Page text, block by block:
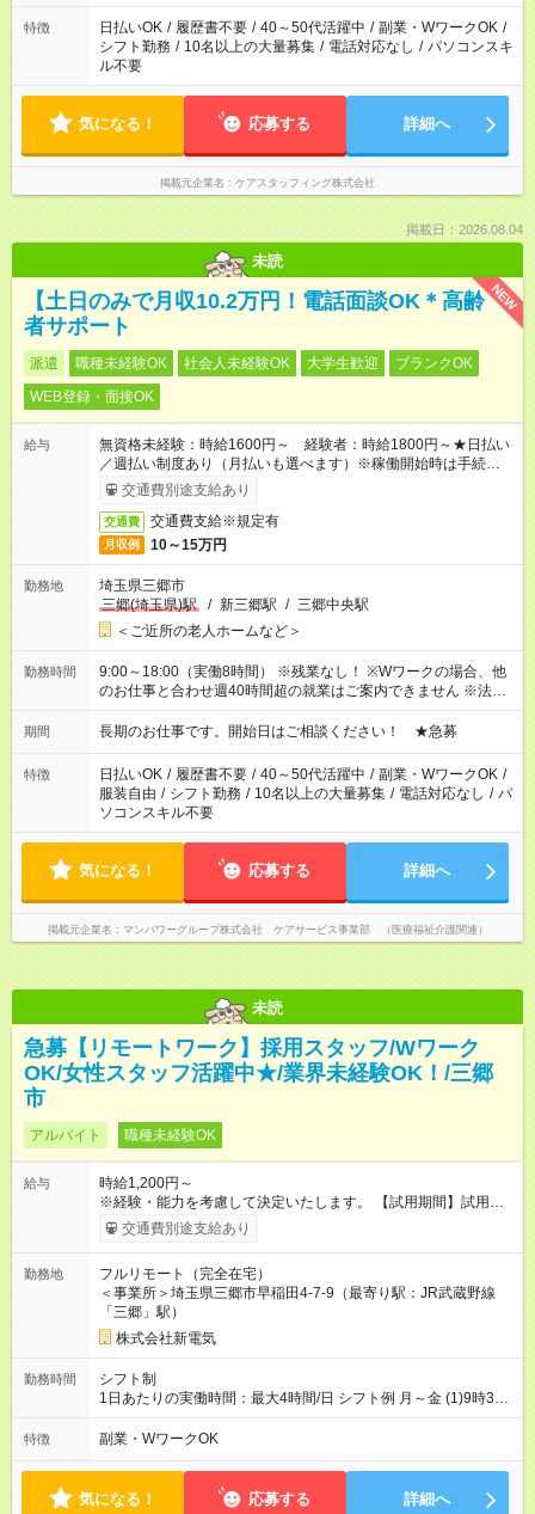
特徴 日払いOK / 履歴書不要 / 40～50代活躍中 / 副業・WワークOK /
シフト勤務 / 10名以上の大量募集 / 電話対応なし / パソコンスキ
ル不要
気になる！ 応募する 詳細へ
掲載元企業名 ケアスタッフィング株式会社
掲載日：2026.08.04
未読
NEW
【土日のみで月収10.2万円！電話面談OK＊高齢
者サポート
派遣 職種未経験OK 社会人未経験OK 大学生歓迎
ブランクOK
WEB登録・面接OK
給与
無資格未経験：時給1600円～ 経験者：時給1800円～★日払い
／週払い制度あり（月払いも選べます）※稼働開始時は手続き完
了次第のお支払いとなります。
交通費別途支給あり
交通費 交通費支給※規定有
月収例 10～15万円
勤務地
埼玉県三郷市
三郷(埼玉県)駅
/ 新三郷駅 / 三郷中央駅
＜ご近所の老人ホームなど＞
勤務時間
9:00～18:00（実働8時間） ※残業なし！ ※Wワークの場合、他
のお仕事と合わせ週40時間超の就業はご案内できません ※法令
に基づき、週20時間以上勤務は社会保険への加入対象となりま
す ※労働者派遣法（日雇い派遣の原則禁止）により、短時間・
期間 長期のお仕事です。開始日はご相談ください！ ★急募
特徴 日払いOK / 履歴書不要 / 40～50代活躍中 / 副業・WワークOK /
服装自由 / シフト勤務 / 10名以上の大量募集 / 電話対応なし / パ
ソコンスキル不要
気になる！ 応募する 詳細へ
掲載元企業名 マンパワーグループ株式会社 ケアサービス事業部 （医療福祉介護関連）
未読
急募【リモートワーク】採用スタッフ/Wワーク
OK/女性スタッフ活躍中★/業界未経験OK！/三郷
市
アルバイト 職種未経験OK
給与
時給1,200円～
※経験・能力を考慮して決定いたします。 【試用期間】試用期
間あり 試用期間の長さ：1ヶ月 雇用形態、給与は本採用時と同
じです。
交通費別途支給あり
勤務地
フルリモート（完全在宅）
＜事業所＞埼玉県三郷市早稲田4-7-9（最寄り駅：JR武蔵野線
「三郷」駅）
株式会社新電気
勤務時間
シフト制
1日あたりの実働時間：最大4時間/日 シフト例 月～金 (1)9時30
分～14時30分 (2)13時00分～17時00分 など 他勤務希望時間帯
があれば相談可 ※通常の勤務時間は8：30～17：30になります
時間：4時間 休憩時間 1時間 12：00～13：00
特徴 副業・WワークOK
気になる！ 応募する 詳細へ